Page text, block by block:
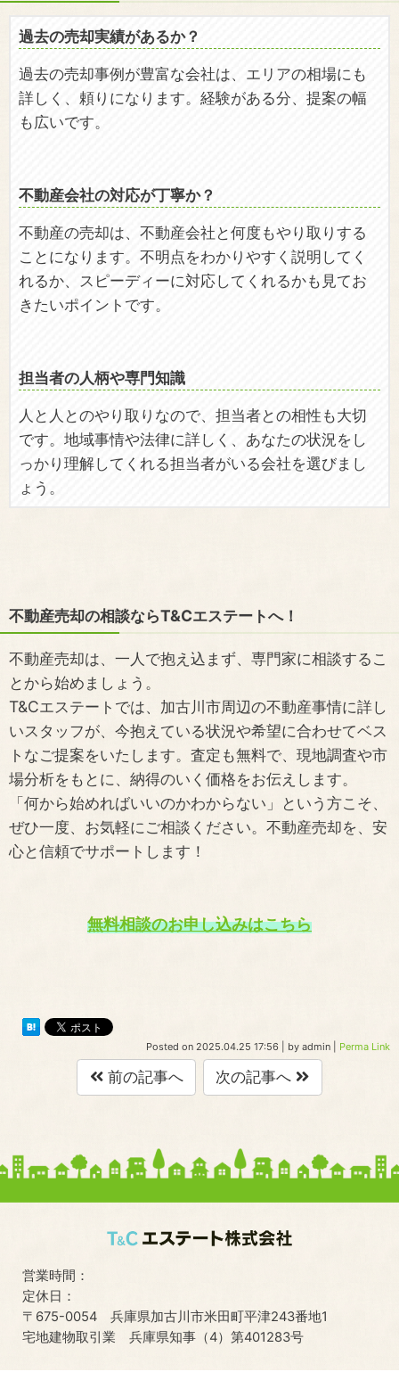
過去の売却実績があるか？
過去の売却事例が豊富な会社は、エリアの相場にも
詳しく、頼りになります。経験がある分、提案の幅
も広いです。
不動産会社の対応が丁寧か？
不動産の売却は、不動産会社と何度もやり取りする
ことになります。不明点をわかりやすく説明してく
れるか、スピーディーに対応してくれるかも見てお
きたいポイントです。
担当者の人柄や専門知識
人と人とのやり取りなので、担当者との相性も大切
です。地域事情や法律に詳しく、あなたの状況をし
っかり理解してくれる担当者がいる会社を選びまし
ょう。
不動産売却の相談ならT&Cエステートへ！
不動産売却は、一人で抱え込まず、専門家に相談するこ
とから始めましょう。
T&Cエステートでは、加古川市周辺の不動産事情に詳し
いスタッフが、今抱えている状況や希望に合わせてベス
トなご提案をいたします。査定も無料で、現地調査や市
場分析をもとに、納得のいく価格をお伝えします。
「何から始めればいいのかわからない」という方こそ、
ぜひ一度、お気軽にご相談ください。不動産売却を、安
心と信頼でサポートします！
無料相談のお申し込みはこちら
Posted on 2025.04.25 17:56 by admin Perma Link
前の記事へ 次の記事へ
営業時間：
定休日：
〒675-0054 兵庫県加古川市米田町平津243番地1
宅地建物取引業 兵庫県知事（4）第401283号